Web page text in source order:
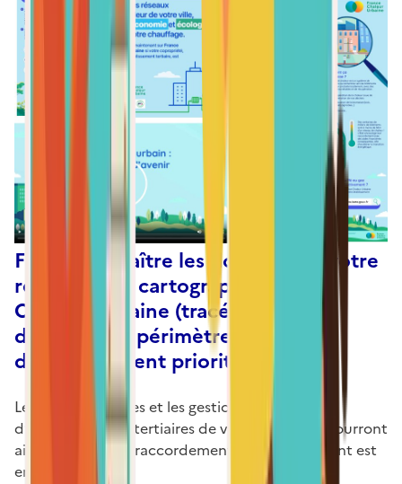
Faites apparaître les données de votre
réseau sur la cartographie France
Chaleur Urbaine (tracé, projets
d'extension, périmètre de
développement prioritaire...)
Les copropriétaires et les gestionnaires
d’établissements tertiaires de votre territoire pourront
ainsi vérifier si un raccordement de leur bâtiment est
envisageable.